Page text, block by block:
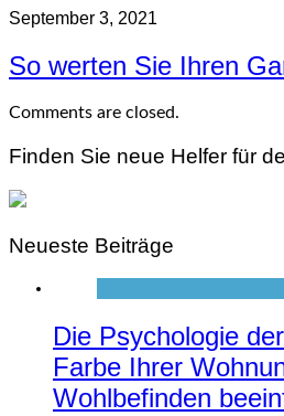
September 3, 2021
So werten Sie Ihren
Comments are closed.
Finden Sie neue Helfer für
Neueste Beiträge
Die Psychologie
Farbe Ihrer
Wohlbefinden